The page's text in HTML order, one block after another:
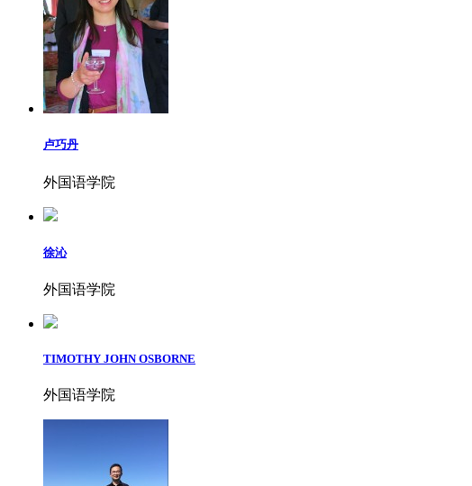
卢巧丹
外国语学院
徐沁
外国语学院
TIMOTHY JOHN OSBORNE
外国语学院